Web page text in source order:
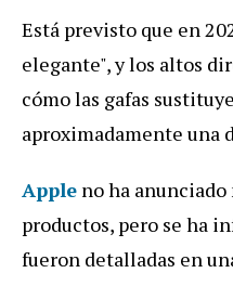
Está previsto que en
elegante", y los altos
cómo las gafas
aproximadamente una
Apple no ha
productos, pero se ha
fueron detalladas en